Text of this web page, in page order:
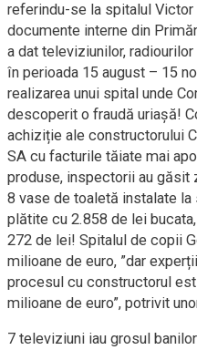
referindu-se la spitalul
documente interne din
a dat televiziunilor,
în perioada 15 august – 15
realizarea unui spital unde
descoperit o fraudă uriașă!
achiziție ale constructorului
SA cu facturile tăiate mai
produse, inspectorii au găsit
8 vase de toaletă instalate
plătite cu 2.858 de lei
272 de lei! Spitalul de copii
milioane de euro, ”dar
procesul cu constructorul
milioane de euro”, potrivit
7 televiziuni iau grosul